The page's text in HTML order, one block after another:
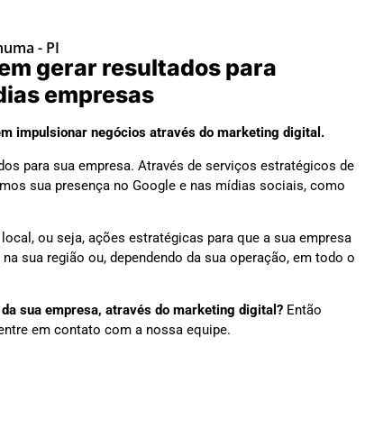
- PI
gerar resultados para
empresas
impulsionar negócios através do marketing digital.
para sua empresa. Através de serviços estratégicos de
sua presença no Google e nas mídias sociais, como
ou seja, ações estratégicas para que a sua empresa
na sua região ou, dependendo da sua operação, em todo o
sua empresa, através do marketing digital? Então
em contato com a nossa equipe.